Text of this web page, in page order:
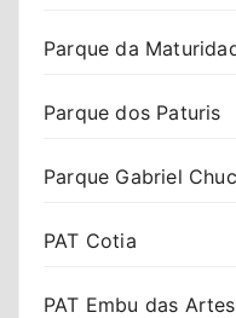
Parque da
Parque dos Paturis
Parque Gabriel
PAT Cotia
PAT Embu das Artes